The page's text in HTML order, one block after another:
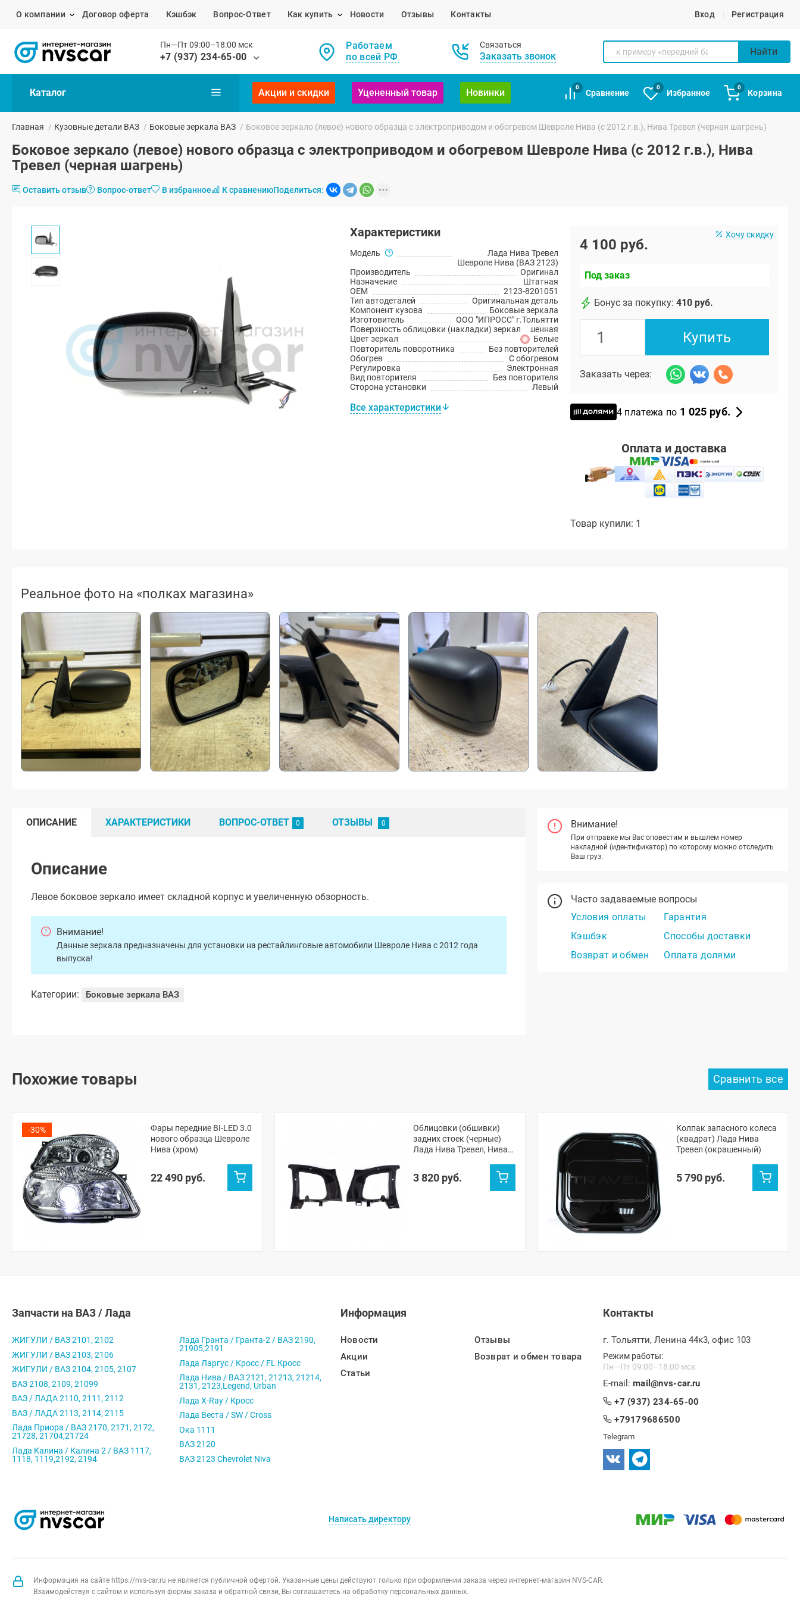
О компании Договор оферта Кэшбэк Вопрос-Ответ Как купить Новости Отзывы Контакты Вход Регистрация
Пн—Пт 09:00–18:00 мск
+7 (937) 234-65-00
Работаем
по всей РФ
Связаться
Заказать звонок Найти
Каталог Акции и скидки Уцененный товар Новинки
0
Сравнение
0
Избранное
0
Корзина
Главная / Кузовные детали ВАЗ / Боковые зеркала ВАЗ / Боковое зеркало (левое) нового образца с электроприводом и обогревом Шевроле Нива (с 2012 г.в.), Нива Тревел (черная шагрень)
Боковое зеркало (левое) нового образца с электроприводом и обогревом Шевроле Нива (с 2012 г.в.), Нива
Тревел (черная шагрень)
Оставить отзыв Вопрос-ответ В избранное К сравнениюПоделиться:
Характеристики
Модель
Лада Нива Тревел
Шевроле Нива (ВАЗ 2123)
Производитель
Оригинал
Назначение
Штатная
OEM
2123-8201051
Тип автодеталей
Оригинальная деталь
Компонент кузова
Боковые зеркала
Изготовитель
ООО "ИПРОСС" г.Тольятти
Поверхность облицовки (накладки) зеркалНеокрашенная
Цвет зеркал
Белые
Повторитель поворотника
Без повторителей
Обогрев
С обогревом
Регулировка
Электронная
Вид повторителя
Без повторителя
Сторона установки
Левый
Все характеристики
Хочу скидку
4 100 руб.
Под заказ
Бонус за покупку: 410 руб.
Купить
Заказать через:
4 платежа по 1 025 руб.
Оплата и доставка
Товар купили: 1
Реальное фото на «полках магазина»
Внимание!
При отправке мы Вас оповестим и вышлем номер
накладной (идентификатор) по которому можно отследить
Ваш груз.
Часто задаваемые вопросы
Условия оплаты
Гарантия
Кэшбэк
Способы доставки
Возврат и обмен
Оплата долями
ОПИСАНИЕ ХАРАКТЕРИСТИКИ ВОПРОС-ОТВЕТ ОТЗЫВЫ
Описание
Левое боковое зеркало имеет складной корпус и увеличенную обзорность.
Внимание!
Данные зеркала предназначены для установки на рестайлинговые автомобили Шевроле Нива с 2012 года
выпуска!
Категории: Боковые зеркала ВАЗ
Похожие товары
-30%
Фары передние BI-LED 3.0
нового образца Шевроле
Нива (хром)
22 490 руб.
Облицовки (обшивки)
задних стоек (черные)
Лада Нива Тревел, Нива
3 820 руб.
Колпак запасного колеса
(квадрат) Лада Нива
Тревел (окрашенный)
5 790 руб.
Запчасти на ВАЗ / Лада
ЖИГУЛИ / ВАЗ 2101, 2102
ЖИГУЛИ / ВАЗ 2103, 2106
ЖИГУЛИ / ВАЗ 2104, 2105, 2107
ВАЗ 2108, 2109, 21099
ВАЗ / ЛАДА 2110, 2111, 2112
ВАЗ / ЛАДА 2113, 2114, 2115
Лада Приора / ВАЗ 2170, 2171, 2172,
21728, 21704,21724
Лада Калина / Калина 2 / ВАЗ 1117,
1118, 1119,2192, 2194
Лада Гранта / Гранта-2 / ВАЗ 2190,
21905,2191
Лада Ларгус / Кросс / FL Кросс
Лада Нива / ВАЗ 2121, 21213, 21214,
2131, 2123,Legend, Urban
Лада X-Ray / Кросс
Лада Веста / SW / Cross
Ока 1111
ВАЗ 2120
ВАЗ 2123 Chevrolet Niva
Информация
Новости
Акции
Статьи
Отзывы
Возврат и обмен товара
Контакты
г. Тольятти, Ленина 44к3, офис 103
Режим работы:
Пн—Пт 09:00–18:00 мск
E-mail: mail@nvs-car.ru
+7 (937) 234-65-00
+79179686500
Telegram
Написать директору
Информация на сайте https://nvs-car.ru не является публичной офертой. Указанные цены действуют только при оформлении заказа через интернет-магазин NVS-CAR.
Взаимодействуя с сайтом и используя формы заказа и обратной связи, Вы соглашаетесь на обработку персональных данных.